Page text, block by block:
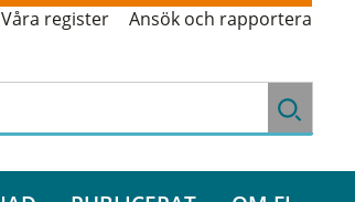
Våra register Ansök och rapportera